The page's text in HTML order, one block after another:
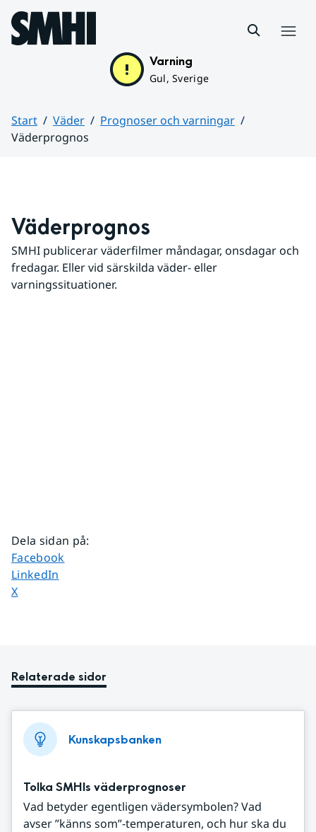
Hoppa till sidans innehåll
Varning
Gul, Sverige
Start Väder
Prognoser och varningar
Väderprognos
Väderprognos
SMHI publicerar väderfilmer måndagar, onsdagar och
fredagar. Eller vid särskilda väder- eller
varningssituationer.
Dela sidan på:
Dela sidan på
Facebook
Dela sidan på
LinkedIn
Dela sidan på
X
Relaterade sidor
Kunskapsbanken
Tolka SMHIs väderprognoser
Vad betyder egentligen vädersymbolen? Vad
avser ”känns som”-temperaturen, och hur ska du